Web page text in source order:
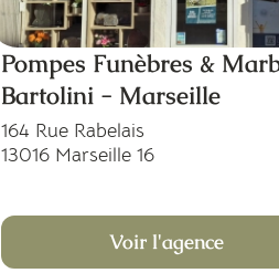
Pompes Funèbres &
Bartolini - Marseille
164 Rue Rabelais
13016 Marseille 16
Voir l'agence